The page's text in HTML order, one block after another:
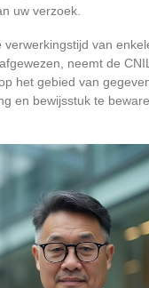
uw verzoek.
van
neemt de
het gebied van
en bewijsstuk te